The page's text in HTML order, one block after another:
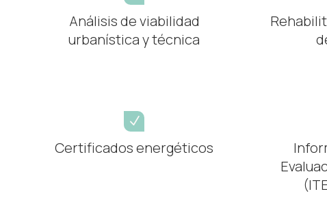
Análisis de viabilidad
urbanística y técnica
N
Certificados energéticos